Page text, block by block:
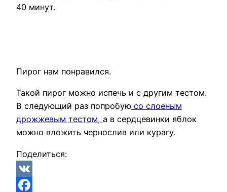
40 минут.
Пирог нам понравился.
Такой пирог можно испечь и с другим тестом.
В следующий раз попробую со слоеным
дрожжевым тестом, а в сердцевинки яблок
можно вложить чернослив или курагу.
Поделиться:
VK